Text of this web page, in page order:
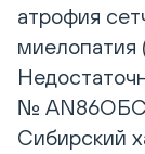
атрофия
миелопатия
№ AN86ОБС
Сибирский